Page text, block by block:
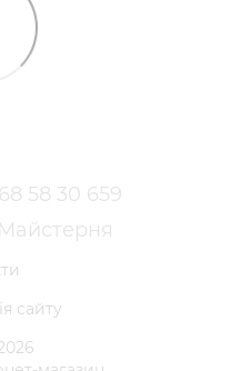
58 30 659
сайту